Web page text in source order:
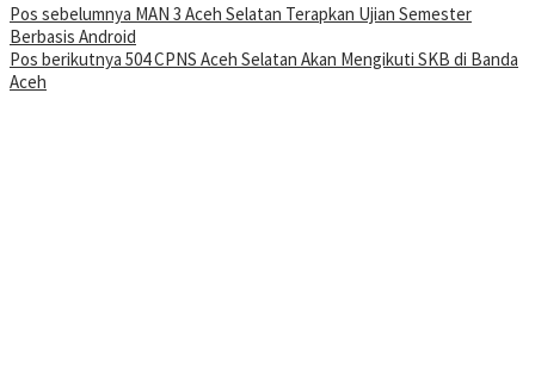
Navigasi
pos
Pos sebelumnya MAN 3 Aceh Selatan Terapkan Ujian Semester
Berbasis Android
Pos berikutnya 504 CPNS Aceh Selatan Akan Mengikuti SKB di Banda
Aceh